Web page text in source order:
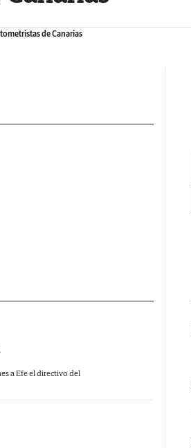
de Canarias
a Efe el directivo del